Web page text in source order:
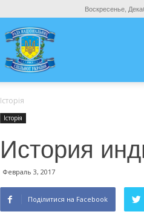
Воскресенье,
Історія
Історія
История
Февраль 3, 2017
Поділитися на Facebook